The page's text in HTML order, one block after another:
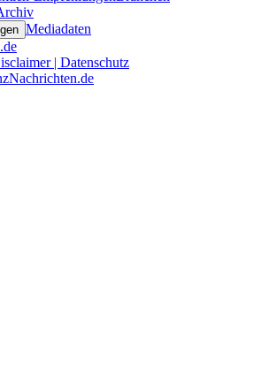
Mediadaten
| Datenschutz